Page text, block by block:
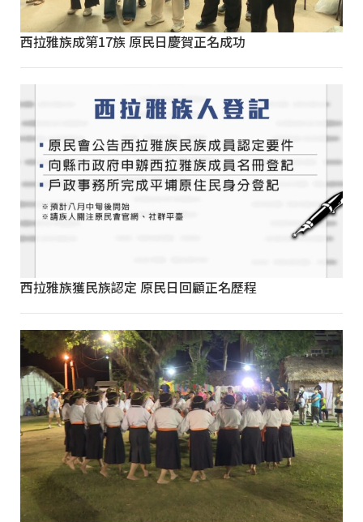
西拉雅族成第17族 原民日慶賀正名成功
西拉雅族獲民族認定 原民日回顧正名歷程